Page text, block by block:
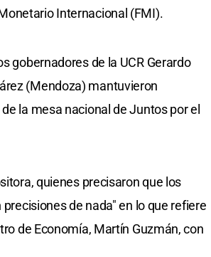
Internacional (FMI).
gobernadores de la UCR Gerardo
(Mendoza) mantuvieron
la mesa nacional de Juntos por el
quienes precisaron que los
de nada" en lo que refiere
de Economía, Martín Guzmán, con